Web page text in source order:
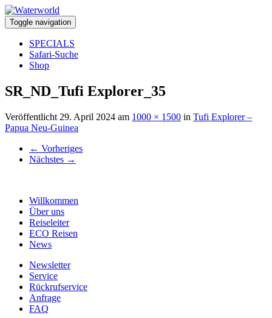
Toggle navigation
SPECIALS
Safari-Suche
Shop
SR_ND_Tufi Explorer_35
Veröffentlicht 29. April 2024 am 1000 × 1500 in Tufi Explorer –
Papua Neu-Guinea
← Vorheriges
Nächstes →
Willkommen
Über uns
Reiseleiter
ECO Reisen
News
Newsletter
Service
Rückrufservice
Anfrage
FAQ